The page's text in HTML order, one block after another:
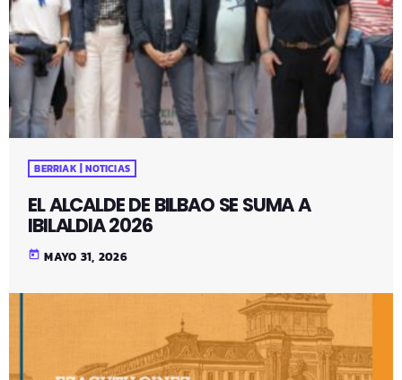
BERRIAK | NOTICIAS
EL ALCALDE DE BILBAO SE SUMA A
IBILALDIA 2026
today MAYO 31, 2026